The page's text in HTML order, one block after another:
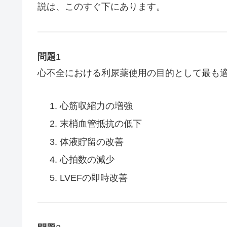
説は、このすぐ下にあります。
問題1
心不全における利尿薬使用の目的として最も
心筋収縮力の増強
末梢血管抵抗の低下
体液貯留の改善
心拍数の減少
LVEFの即時改善